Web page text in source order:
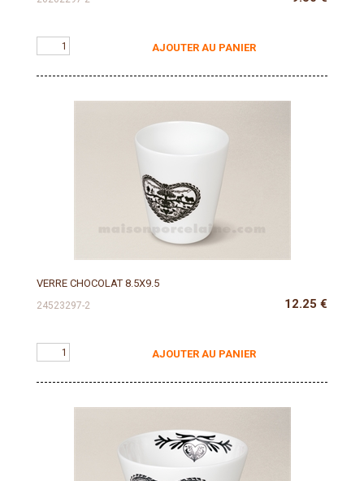
AJOUTER AU PANIER
VERRE CHOCOLAT 8.5X9.5
24523297-2 12.25 €
AJOUTER AU PANIER